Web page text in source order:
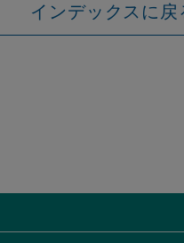
インデックスに戻